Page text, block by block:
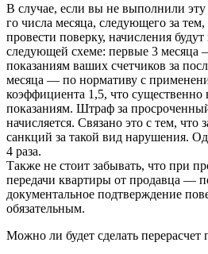
В случае, если вы не выполнили
го числа месяца, следующего за
провести поверку, начисления
следующей схеме: первые 3 месяца
показаниям ваших счетчиков за
месяца — по нормативу с
коэффициента 1,5, что
показаниям. Штраф за
начисляется. Связано это с тем, что
санкций за такой вид нарушения.
4 раза.
Также не стоит забывать, что при
передачи квартиры от продавца —
документальное подтверждение
обязательным.
Можно ли будет сделать перерасчет